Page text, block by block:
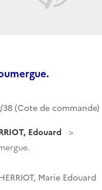
38 (Cote de commande)
Edouard
Marie Edouard